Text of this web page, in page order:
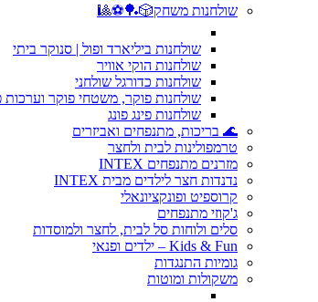
שולחנות משחק🎲🏓⚽🎱
שולחנות ביליארד ופול | סנוקר ביתי
שולחנות הוקי אוויר
שולחנות כדורגל שולחני
שולחנות פוקר, משטחי פוקר וערכות
שולחנות פינג פונג
🌊 בריכות, מתנפחים ואביזרים
טרמפולינות לבית ולחצר
מזרנים מתנפחים INTEX
נדנדות חצר לילדים מבית INTEX
קרוספיט ופונקציונאלי
ג'קוזי מתנפחים
סלים ולוחות סל לבית, לחצר ולמוסדות
Kids & Fun – ילדים ופנאי
גומיות התנגדות
משקולות ומוטות